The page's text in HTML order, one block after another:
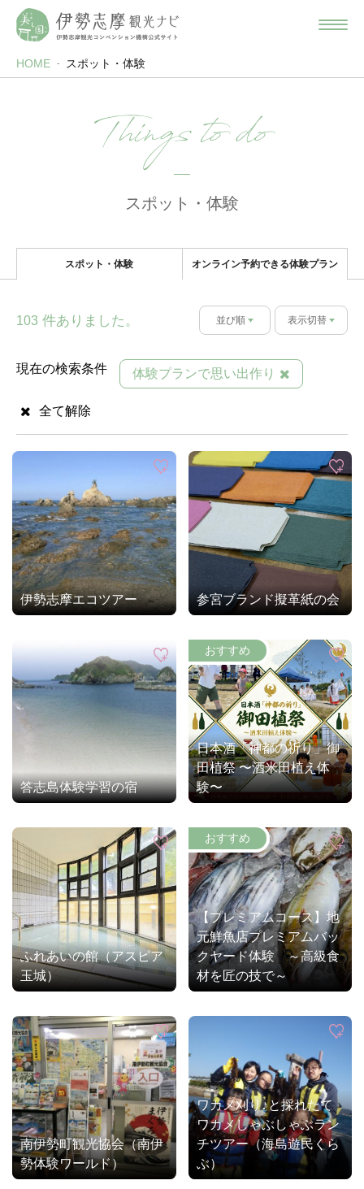
HOME スポット・体験
Things to do
スポット・体験
スポット・体験 オンライン予約できる体験プラン
103 件ありました。 並び順 表示切替
現在の検索条件 体験プランで思い出作り
全て解除
伊勢志摩エコツアー 参宮ブランド擬革紙の会
答志島体験学習の宿
日本酒「神都の祈り」御
田植祭 〜酒米田植え体
験〜
ふれあいの館（アスピア
玉城）
【プレミアムコース】地
元鮮魚店プレミアムバッ
クヤード体験 ～高級食
材を匠の技で～
南伊勢町観光協会（南伊
勢体験ワールド）
ワカメ刈り♪と採れたて
ワカメしゃぶしゃぶラン
チツアー（海島遊民くら
ぶ）